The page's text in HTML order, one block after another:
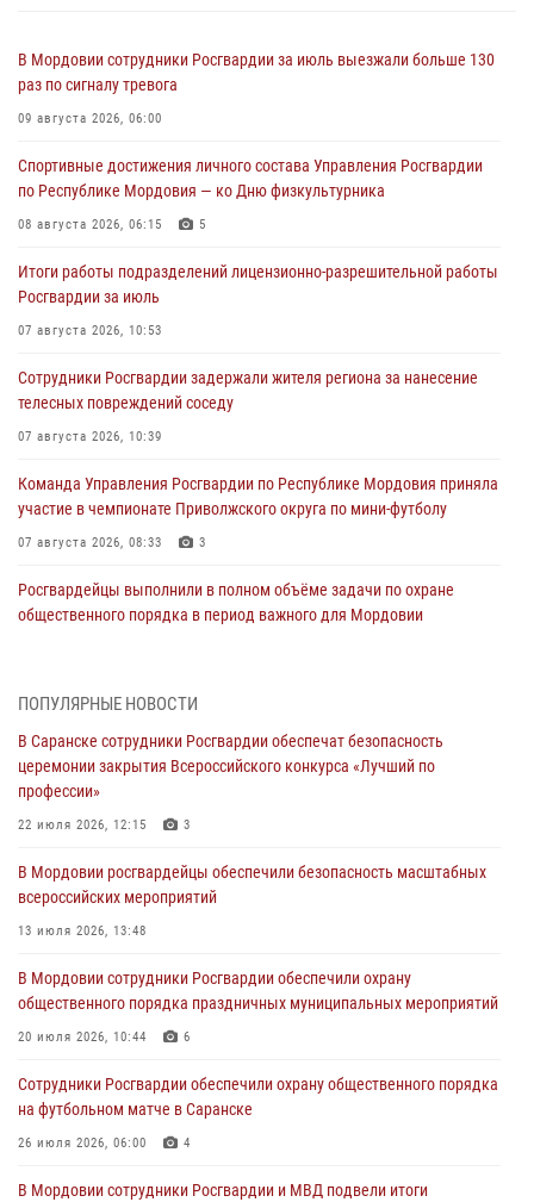
В Мордовии сотрудники Росгвардии за июль выезжали больше 130
раз по сигналу тревога
09 августа 2026, 06:00
Спортивные достижения личного состава Управления Росгвардии
по Республике Мордовия — ко Дню физкультурника
08 августа 2026, 06:15 5
Итоги работы подразделений лицензионно-разрешительной работы
Росгвардии за июль
07 августа 2026, 10:53
Сотрудники Росгвардии задержали жителя региона за нанесение
телесных повреждений соседу
07 августа 2026, 10:39
Команда Управления Росгвардии по Республике Мордовия приняла
участие в чемпионате Приволжского округа по мини-футболу
07 августа 2026, 08:33 3
Росгвардейцы выполнили в полном объёме задачи по охране
общественного порядка в период важного для Мордовии
участие в празднествах, посвящённых 25-летию канонизации
Фёдора Ушакова
06 августа 2026, 08:14
повредившего имущество в кафе
06 августа 2026, 07:03
незамедлительно
05 августа 2026, 15:04
подозреваемого в причинении телесных повреждений супруге
05 августа 2026, 12:34
ПОПУЛЯРНЫЕ НОВОСТИ
В Саранске сотрудники Росгвардии обеспечат безопасность
церемонии закрытия Всероссийского конкурса «Лучший по
профессии»
22 июля 2026, 12:15 3
В Мордовии росгвардейцы обеспечили безопасность масштабных
всероссийских мероприятий
13 июля 2026, 13:48
В Мордовии сотрудники Росгвардии обеспечили охрану
общественного порядка праздничных муниципальных мероприятий
20 июля 2026, 10:44 6
Сотрудники Росгвардии обеспечили охрану общественного порядка
на футбольном матче в Саранске
26 июля 2026, 06:00 4
В Мордовии сотрудники Росгвардии и МВД подвели итоги